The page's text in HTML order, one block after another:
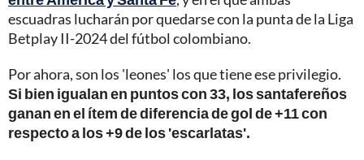
escuadras lucharán por quedarse con la punta de la Liga
Betplay II-2024 del fútbol colombiano.
Por ahora, son los 'leones' los que tiene ese privilegio.
Si bien igualan en puntos con 33, los santafereños
ganan en el ítem de diferencia de gol de +11 con
respecto a los +9 de los 'escarlatas'.